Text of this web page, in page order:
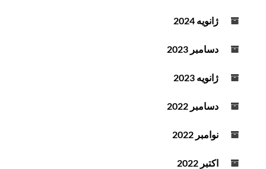
ژانویه 2024
دسامبر 2023
ژانویه 2023
دسامبر 2022
نوامبر 2022
اکتبر 2022